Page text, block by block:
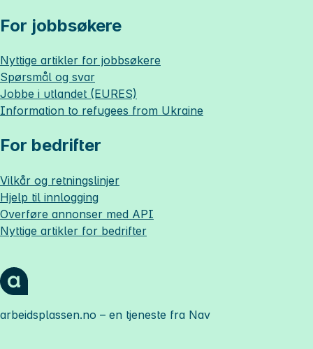
For jobbsøkere
Nyttige artikler for jobbsøkere
Spørsmål og svar
Jobbe i utlandet (EURES)
Information to refugees from Ukraine
For bedrifter
Vilkår og retningslinjer
Hjelp til innlogging
Overføre annonser med API
Nyttige artikler for bedrifter
arbeidsplassen.no – en tjeneste fra Nav